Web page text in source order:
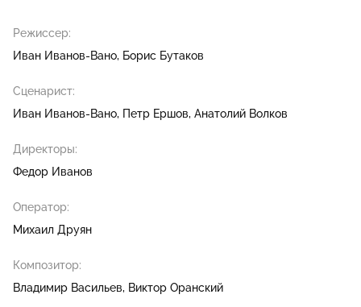
Режиссер:
Иван Иванов-Вано Борис Бутаков
Сценарист:
Иван Иванов-Вано Петр Ершов Анатолий Волков
Директоры:
Федор Иванов
Оператор:
Михаил Друян
Композитор:
Владимир Васильев
Виктор Оранский